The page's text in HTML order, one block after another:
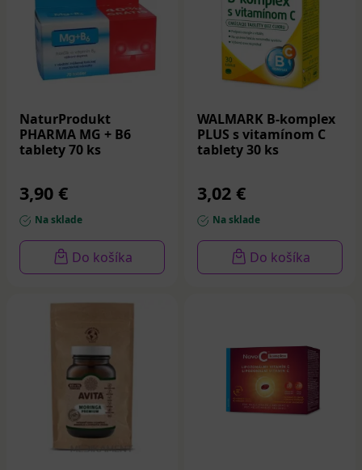
nachádza nevyhnutná kyselina listová, ktorá
zabezpečuje správny vývoj plodu.
Multivitamíny pre deti
detské multivitamíny s ovocnou príchuťou,
obsahujú 17 zložiek, vrátane železa. Vhodné na
posilnenie imunity, tiež pri miernejších formách
NaturProdukt
PHARMA MG + B6
tablety 70 ks
3,90 €
Na sklade
Do košíka
WALMARK B-komplex
PLUS s vitamínom C
tablety 30 ks
3,02 €
Na sklade
Do košíka